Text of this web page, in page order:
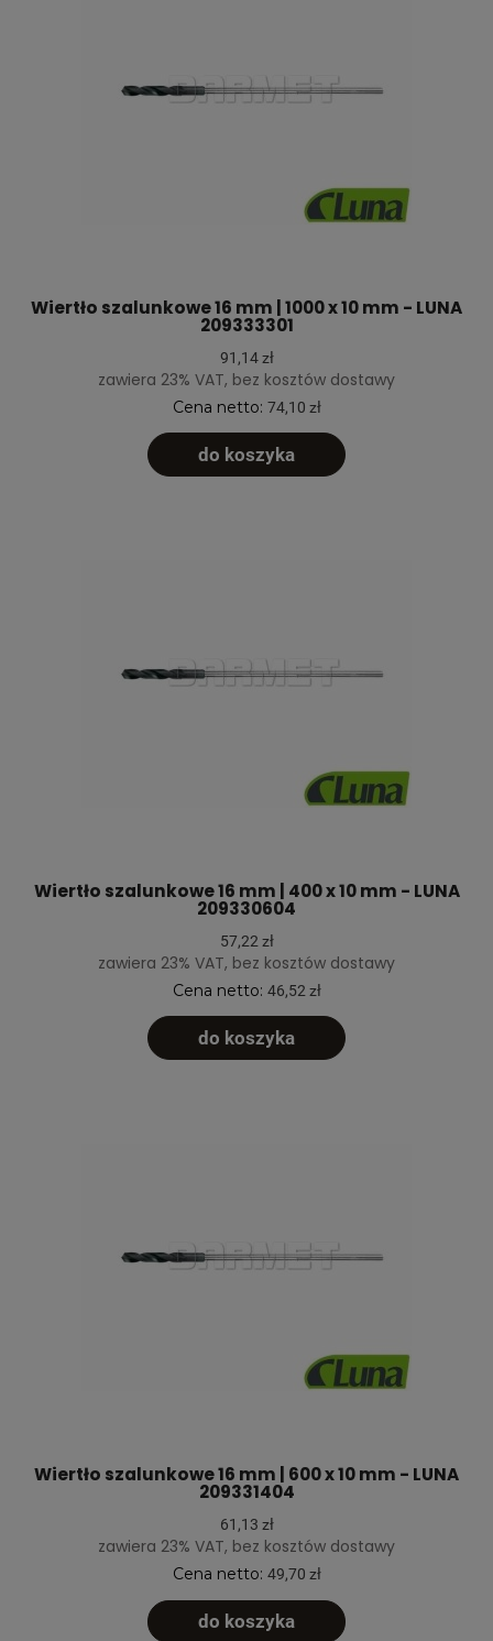
Wiertło szalunkowe 16 mm | 1000 x 10 mm - LUNA
209333301
91,14 zł
zawiera 23% VAT, bez kosztów dostawy
Cena netto: 74,10 zł
do koszyka
Wiertło szalunkowe 16 mm | 400 x 10 mm - LUNA
209330604
57,22 zł
zawiera 23% VAT, bez kosztów dostawy
Cena netto: 46,52 zł
do koszyka
Wiertło szalunkowe 16 mm | 600 x 10 mm - LUNA
209331404
61,13 zł
zawiera 23% VAT, bez kosztów dostawy
Cena netto: 49,70 zł
do koszyka